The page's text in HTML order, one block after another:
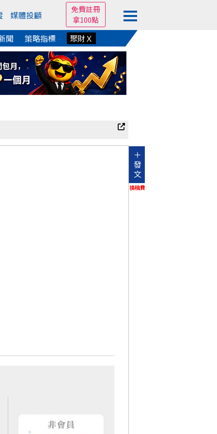
媒體投顧
免費註冊
拿100點
聞 策略指標 聚財Ｘ
＋
發
文
換稿費